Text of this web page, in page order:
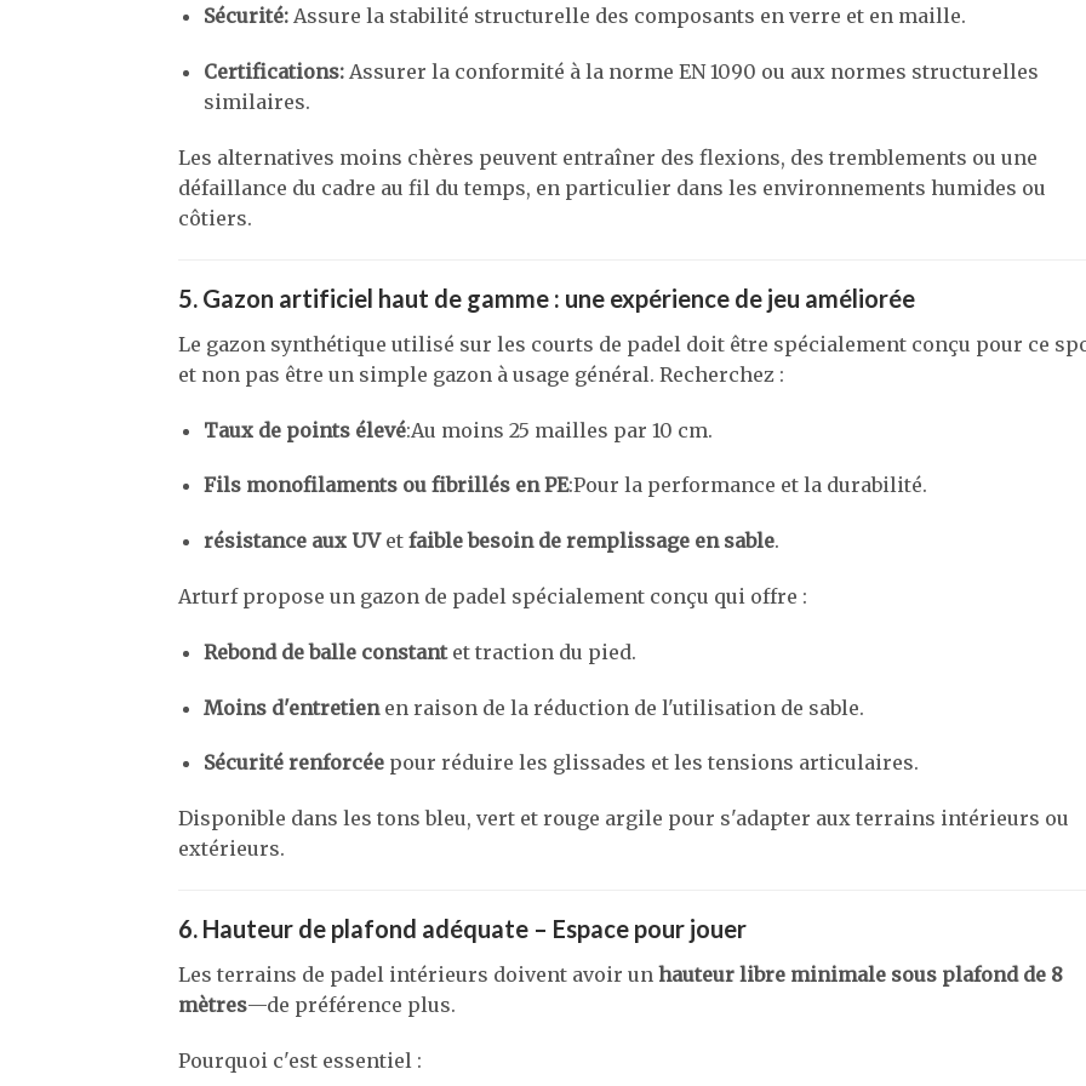
Sécurité:Assure la stabilité structurelle des composants en verre et en maille.
Certifications:Assurer la conformité à la norme EN 1090 ou aux normes structurelles
similaires.
Les alternatives moins chères peuvent entraîner des flexions, des tremblements ou une
défaillance du cadre au fil du temps, en particulier dans les environnements humides ou
côtiers.
5. Gazon artificiel haut de gamme : une expérience de jeu améliorée
Le gazon synthétique utilisé sur les courts de padel doit être spécialement conçu pour ce
et non pas être un simple gazon à usage général. Recherchez :
Taux de points élevé:Au moins 25 mailles par 10 cm.
Fils monofilaments ou fibrillés en PE:Pour la performance et la durabilité.
résistance aux UVet faible besoin de remplissage en sable.
Arturf propose un gazon de padel spécialement conçu qui offre :
Rebond de balle constantet traction du pied.
Moins d'entretienen raison de la réduction de l'utilisation de sable.
Sécurité renforcéepour réduire les glissades et les tensions articulaires.
Disponible dans les tons bleu, vert et rouge argile pour s'adapter aux terrains intérieurs ou
extérieurs.
6. Hauteur de plafond adéquate – Espace pour jouer
Les terrains de padel intérieurs doivent avoir un hauteur libre minimale sous plafond de 8
mètres—de préférence plus.
Pourquoi c'est essentiel :